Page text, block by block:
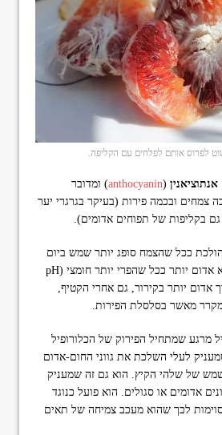
לפרוס אותם לפלחים עם הקליפה.
אנתוציאנין (
anthocyanin) ומדובר
צמחים ובכמה פירות (בעיקר בגרגרי יער
בקליפות של תפוחים אדומים).
ככל שהצמח סופג יותר שמש ביום
ונחשף לקור בלילה, והוא אדום יותר ככל שהפרי יותר חומצי (pH
אדום יותר בקירור, גם אחרי הקטיף,
מאשר בסלסלת הפירות.
מרגע שמתחיל הפירוק של הכלורופיל
לעלי השלכת את גווני החום-אדום
של שלהי הקיץ. הוא גם זה שמעניק
אדומים או סגולים. הוא פועל כנוגד
לכך שהוא מעכב צמיחה של תאים